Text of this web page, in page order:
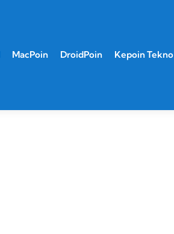
MacPoin DroidPoin Kepoin Tekno